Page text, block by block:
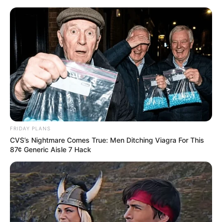
Baden-Baden - Lichtentaler Allee und angrenzende
Parkanlagen
Baden-Baden Veranstaltungen Hotels
zurück Baden-Baden weiter»
FRIDAY PLANS
CVS’s Nightmare Comes True: Men Ditching Viagra For This
87¢ Generic Aisle 7 Hack